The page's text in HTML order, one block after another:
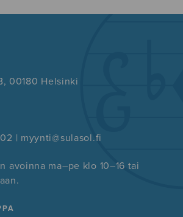
00180 Helsinki
| myynti@sulasol.fi
avoinna ma–pe klo 10–16 tai